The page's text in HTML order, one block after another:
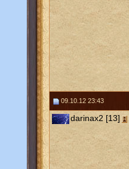
09.10.12 23:43
darinax2 [13]